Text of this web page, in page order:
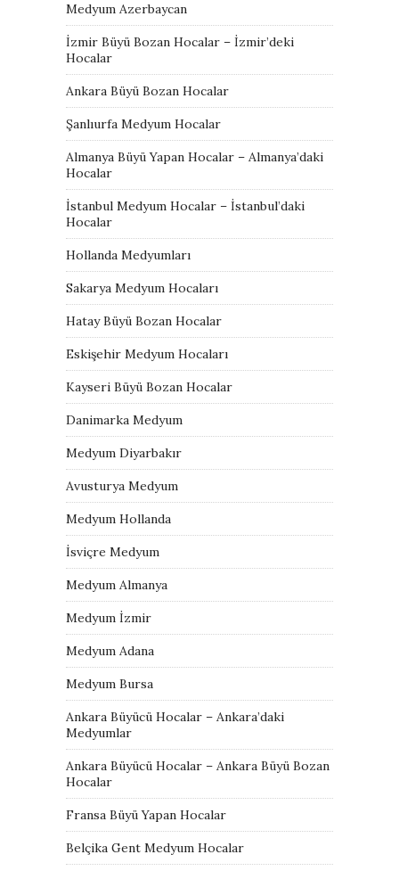
Medyum Azerbaycan
İzmir Büyü Bozan Hocalar – İzmir’deki
Hocalar
Ankara Büyü Bozan Hocalar
Şanlıurfa Medyum Hocalar
Almanya Büyü Yapan Hocalar – Almanya’daki
Hocalar
İstanbul Medyum Hocalar – İstanbul’daki
Hocalar
Hollanda Medyumları
Sakarya Medyum Hocaları
Hatay Büyü Bozan Hocalar
Eskişehir Medyum Hocaları
Kayseri Büyü Bozan Hocalar
Danimarka Medyum
Medyum Diyarbakır
Avusturya Medyum
Medyum Hollanda
İsviçre Medyum
Medyum Almanya
Medyum İzmir
Medyum Adana
Medyum Bursa
Ankara Büyücü Hocalar – Ankara’daki
Medyumlar
Ankara Büyücü Hocalar – Ankara Büyü Bozan
Hocalar
Fransa Büyü Yapan Hocalar
Belçika Gent Medyum Hocalar